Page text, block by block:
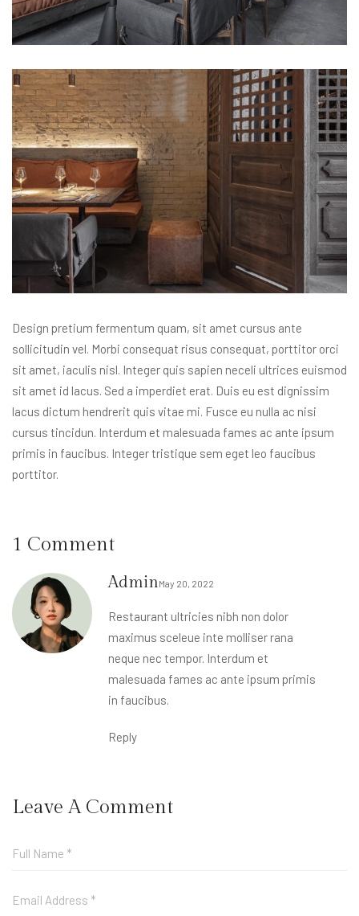
Design pretium fermentum quam, sit amet cursus ante
sollicitudin vel. Morbi consequat risus consequat, porttitor orci
sit amet, iaculis nisl. Integer quis sapien neceli ultrices euismod
sit amet id lacus. Sed a imperdiet erat. Duis eu est dignissim
lacus dictum hendrerit quis vitae mi. Fusce eu nulla ac nisi
cursus tincidun. Interdum et malesuada fames ac ante ipsum
primis in faucibus. Integer tristique sem eget leo faucibus
porttitor.
1 Comment
AdminMay 20, 2022
Restaurant ultricies nibh non dolor
maximus sceleue inte molliser rana
neque nec tempor. Interdum et
malesuada fames ac ante ipsum primis
in faucibus.
Reply
Leave A Comment